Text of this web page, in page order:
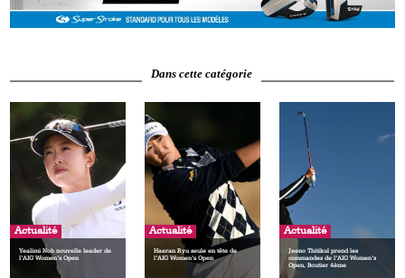
Dans cette catégorie
Actualité
Yealimi Noh nouvelle leader de
l’AIG Women’s Open
Actualité
Haeran Ryu seule en tête de
l’AIG Women’s Open
Actualité
Jeeno Thitikul prend les
commandes de l’AIG Women’s
Open, Boutier 4ème